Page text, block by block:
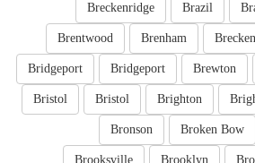
Brazil
Breckenridge
Brenham
Brentwood
Brewton
Bridgeport
Bridgeport
Brighton
Bristol
Bristol
Broken Bow
Bronson
Brooklyn
Brooksville